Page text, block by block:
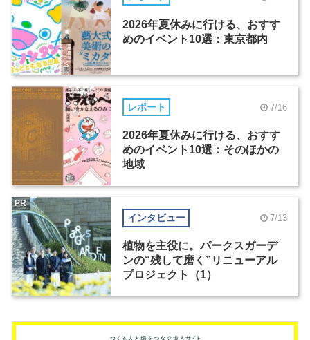
2026年夏休みに行ける、おすす
めのイベント10選：東京都内
レポート 7/16
2026年夏休みに行ける、おすす
めのイベント10選：そのほかの
地域
インタビュー 7/13
植物を主役に。パークスガーデ
ンの“残して磨く”リニューアル
プロジェクト（1）
PR